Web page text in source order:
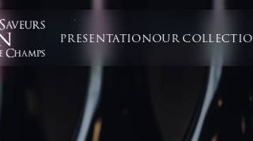
PRESENTATIONOUR